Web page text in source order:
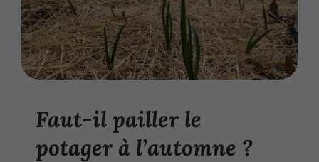
Faut-il pailler le
potager à l’automne ?